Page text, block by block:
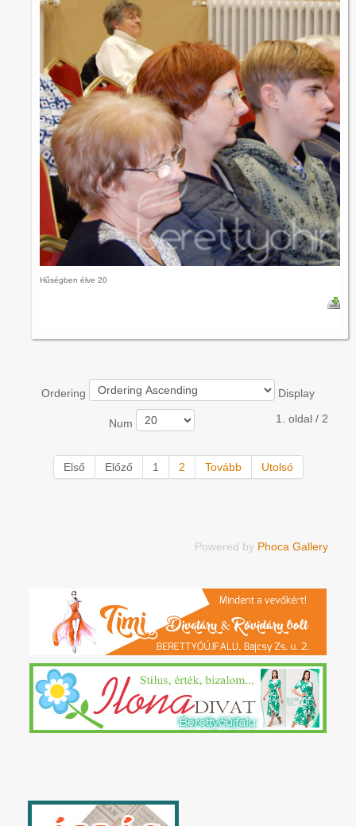
Hűségben élve 20
Ordering Display
Num 1. oldal / 2
Első Előző 1 2 Tovább Utolsó
Powered by Phoca Gallery